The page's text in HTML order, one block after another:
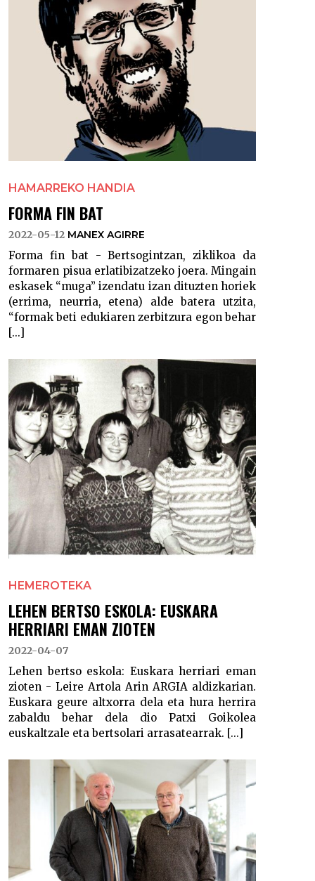
HAMARREKO HANDIA
FORMA FIN BAT
2022-05-12 MANEX AGIRRE
Forma fin bat - Bertsogintzan, ziklikoa da
formaren pisua erlatibizatzeko joera. Mingain
eskasek “muga” izendatu izan dituzten horiek
(errima, neurria, etena) alde batera utzita,
“formak beti edukiaren zerbitzura egon behar
[...]
HEMEROTEKA
LEHEN BERTSO ESKOLA: EUSKARA
HERRIARI EMAN ZIOTEN
2022-04-07
Lehen bertso eskola: Euskara herriari eman
zioten - Leire Artola Arin ARGIA aldizkarian.
Euskara geure altxorra dela eta hura herrira
zabaldu behar dela dio Patxi Goikolea
euskaltzale eta bertsolari arrasatearrak. [...]